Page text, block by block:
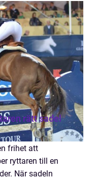
rätt sadel
frihet att
ryttaren till en
När sadeln